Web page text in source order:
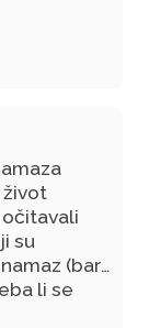
život
su
(bar
li se
za ovo